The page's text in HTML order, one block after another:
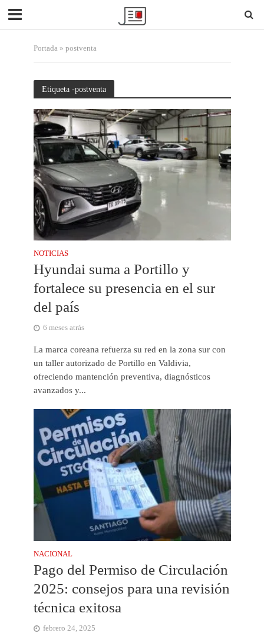
Portada» postventa
Etiqueta -postventa
NOTICIAS
Hyundai suma a Portillo y
fortalece su presencia en el sur
del país
6 meses atrás
La marca coreana refuerza su red en la zona sur con
un taller autorizado de Portillo en Valdivia,
ofreciendo mantención preventiva, diagnósticos
avanzados y...
NACIONAL
Pago del Permiso de Circulación
2025: consejos para una revisión
técnica exitosa
febrero 24, 2025